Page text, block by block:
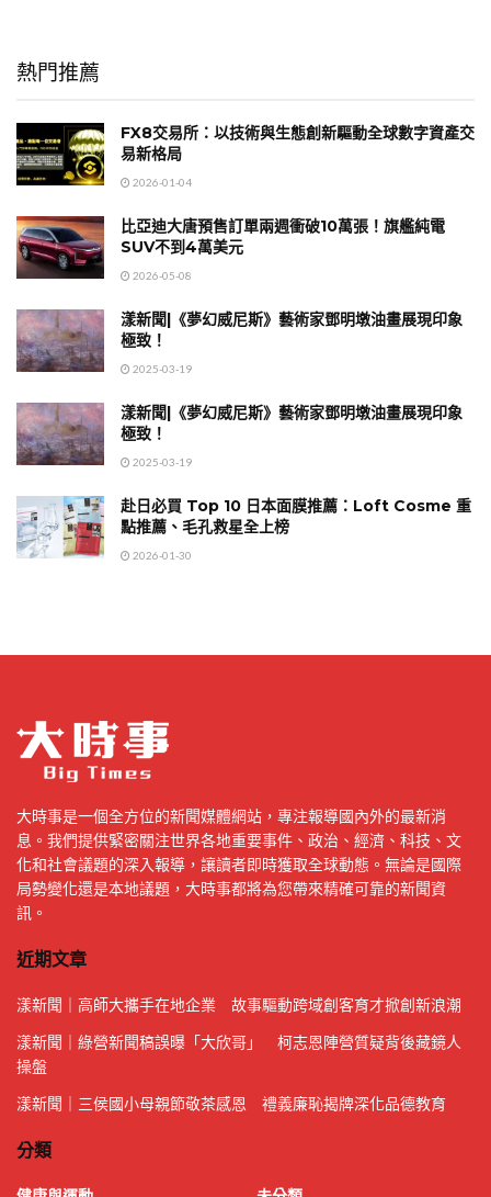
熱門推薦
FX8交易所：以技術與生態創新驅動全球數字資產交
易新格局
2026-01-04
比亞迪大唐預售訂單兩週衝破10萬張！旗艦純電
SUV不到4萬美元
2026-05-08
漾新聞|《夢幻威尼斯》藝術家鄧明墩油畫展現印象
極致！
2025-03-19
漾新聞|《夢幻威尼斯》藝術家鄧明墩油畫展現印象
極致！
2025-03-19
赴日必買 Top 10 日本面膜推薦：Loft Cosme 重
點推薦、毛孔救星全上榜
2026-01-30
大時事是一個全方位的新聞媒體網站，專注報導國內外的最新消
息。我們提供緊密關注世界各地重要事件、政治、經濟、科技、文
化和社會議題的深入報導，讓讀者即時獲取全球動態。無論是國際
局勢變化還是本地議題，大時事都將為您帶來精確可靠的新聞資
訊。
近期文章
漾新聞｜高師大攜手在地企業 故事驅動跨域創客育才掀創新浪潮
漾新聞｜綠營新聞稿誤曝「大欣哥」 柯志恩陣營質疑背後藏鏡人
操盤
漾新聞｜三侯國小母親節敬茶感恩 禮義廉恥揭牌深化品德教育
分類